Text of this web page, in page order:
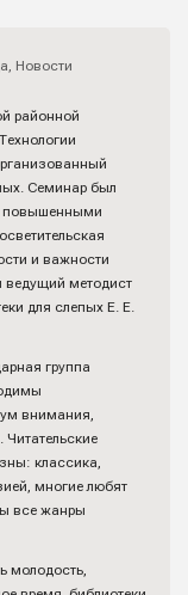
, Новости
районной
Семинар был
повышенными
и важности
ведущий методист
для слепых Е. Е.
группа
внимания,
классика,
многие любят
все жанры
молодость,